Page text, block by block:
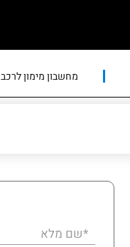
מחשבון מימון לרכב
*שם מלא